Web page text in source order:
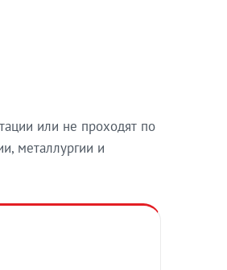
или не проходят по
металлургии и